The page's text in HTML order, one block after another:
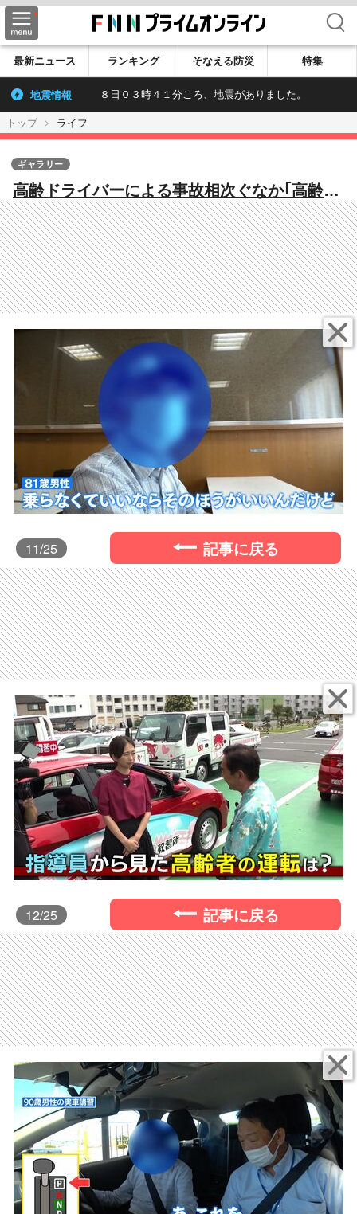
検索
最新ニュース ランキング そなえる防災 特集
地震情報 ８日０３時４１分ころ、地震がありました。
トップ ライフ
高齢ドライバーによる事故相次ぐなか｢高齢者
講習」では“危険な瞬間”が次々と…信号無
視・逆走…それでも免許更新する理由
ギャラリー
11/25 記事に戻る
12/25 記事に戻る